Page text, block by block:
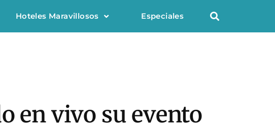
Hoteles Maravillosos Especiales
en vivo su evento